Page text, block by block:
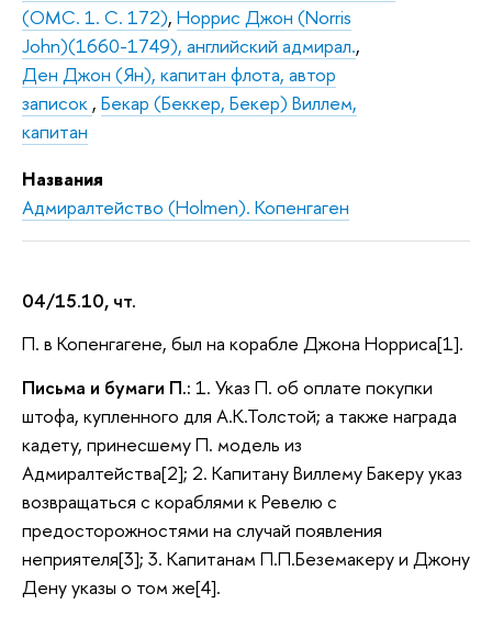
(ОМС. 1. С. 172), Норрис Джон (Norris
John)(1660-1749), английский адмирал.,
Ден Джон (Ян), капитан флота, автор
записок , Бекар (Беккер, Бекер) Виллем,
капитан
Названия
Адмиралтейство (Holmen). Копенгаген
04/15.10, чт.
П. в Копенгагене, был на корабле Джона Норриса[1].
Письма и бумаги П.: 1. Указ П. об оплате покупки
штофа, купленного для А.К.Толстой; а также награда
кадету, принесшему П. модель из
Адмиралтейства[2]; 2. Капитану Виллему Бакеру указ
возвращаться с кораблями к Ревелю с
предосторожностями на случай появления
неприятеля[3]; 3. Капитанам П.П.Беземакеру и Джону
Дену указы о том же[4].